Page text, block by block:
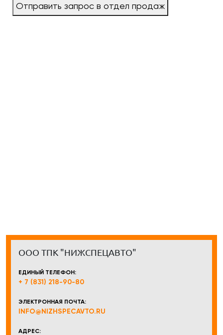
Отправить запрос в отдел продаж
ООО ТПК "НИЖСПЕЦАВТО"
ЕДИНЫЙ ТЕЛЕФОН:
+ 7 (831) 218-90-80
ЭЛЕКТРОННАЯ ПОЧТА:
INFO@NIZHSPECAVTO.RU
АДРЕС: